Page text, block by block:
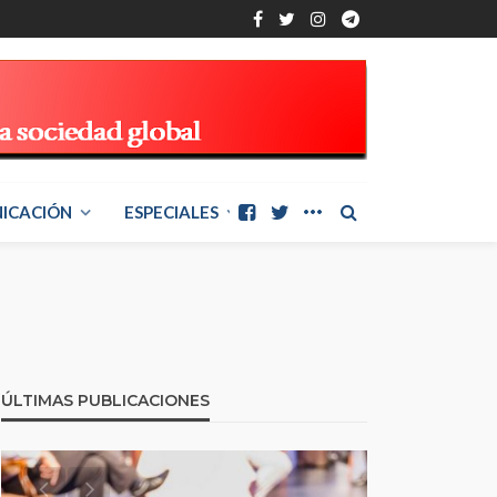
ESPECIALES
ÚLTIMAS PUBLICACIONES